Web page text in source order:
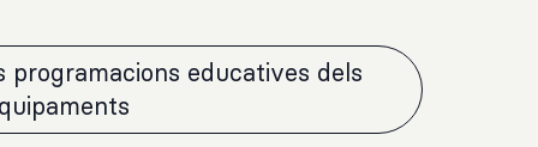
educatives dels